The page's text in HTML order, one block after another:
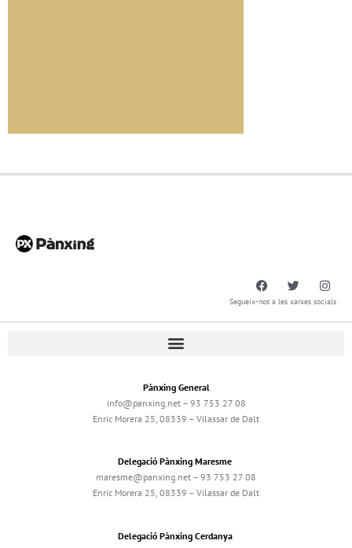
Segueix-nos a les xarxes socials
Pànxing General
info@panxing.net – 93 753 27 08
Enric Morera 25, 08339 – Vilassar de Dalt
Delegació Pànxing Maresme
maresme@panxing.net – 93 753 27 08
Enric Morera 25, 08339 – Vilassar de Dalt
Delegació Pànxing Cerdanya